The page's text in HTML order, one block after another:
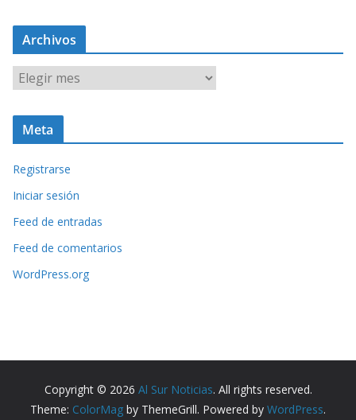
Archivos
c
v
o
s
Meta
Registrarse
Iniciar sesión
Feed de entradas
Feed de comentarios
WordPress.org
Copyright © 2026 Al Sur Noticias. All rights reserved.
Theme: ColorMag by ThemeGrill. Powered by WordPress.